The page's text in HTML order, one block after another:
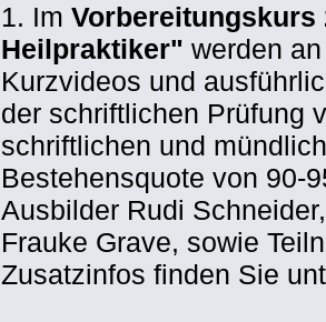
1. Im Vorbereitungskurs
Heilpraktiker" werden
Kurzvideos und
der schriftlichen Prüfung
schriftlichen und
Bestehensquote von 90-
Ausbilder Rudi
Frauke Grave, sowie
Zusatzinfos finden Sie